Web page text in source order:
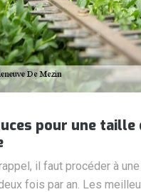
pour une taille
il faut procéder à
fois par an. Les